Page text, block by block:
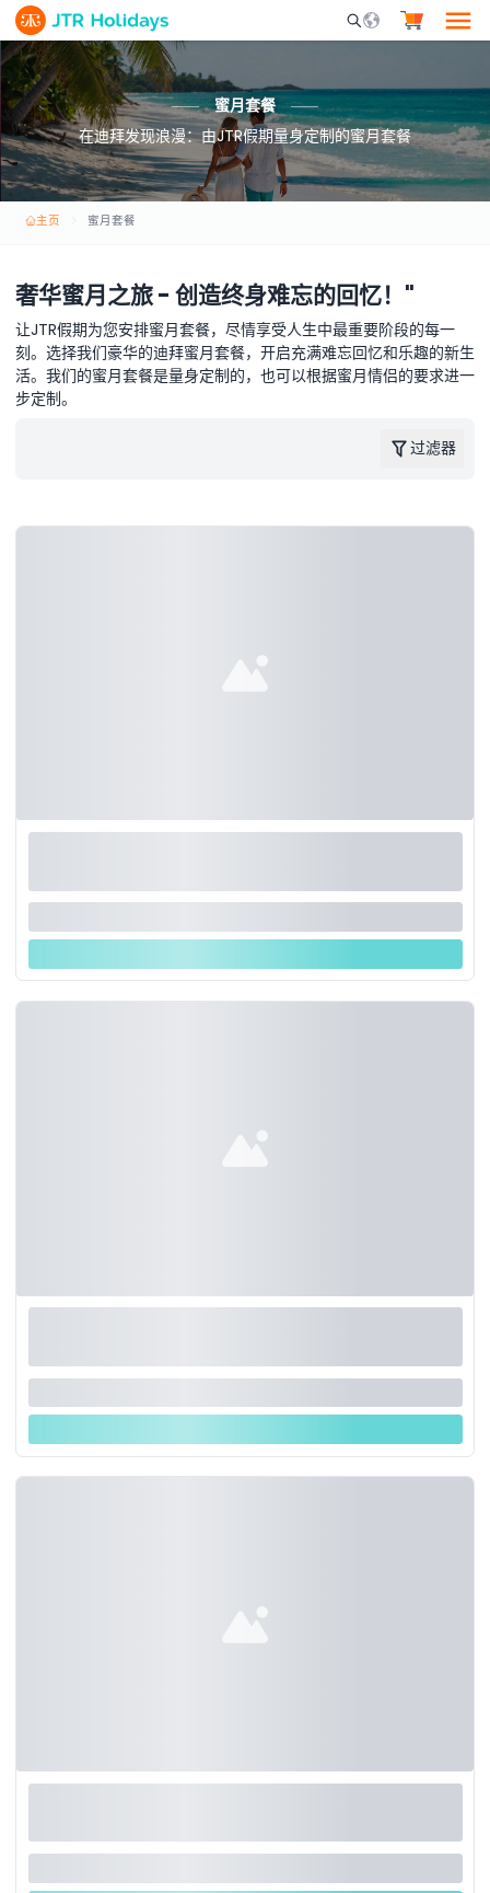
Mobile Search
蜜月套餐
在迪拜发现浪漫：由JTR假期量身定制的蜜月套餐
主页 蜜月套餐
奢华蜜月之旅 - 创造终身难忘的回忆！"
让JTR假期为您安排蜜月套餐，尽情享受人生中最重要阶段的每一
刻。选择我们豪华的迪拜蜜月套餐，开启充满难忘回忆和乐趣的新生
活。我们的蜜月套餐是量身定制的，也可以根据蜜月情侣的要求进一
步定制。
过滤器